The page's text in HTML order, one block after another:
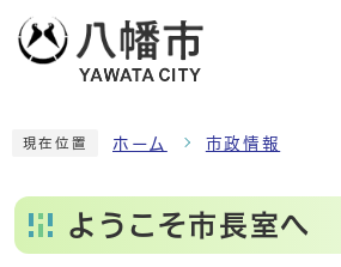
現在位置 ホーム 市政情報
ようこそ市長室へ